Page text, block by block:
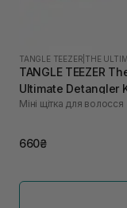
TANGLE TEEZER
TANGLE TEEZER
Ultimate Detangler
Pink Punch
Міні щітка для волосся
660₴